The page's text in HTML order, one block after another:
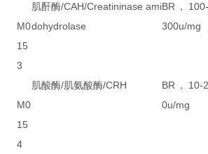
M0
15
3
肌酐酶/CAH/Creatininase ami
dohydrolase
BR，100-
300u/mg
M0
15
4
肌酸酶/肌氨酸酶/CRH
BR，10-2
0u/mg